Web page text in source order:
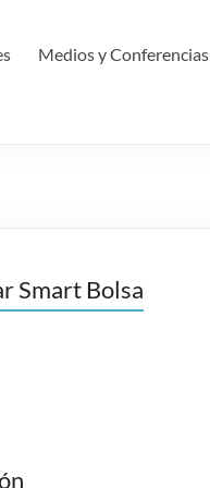
Medios y Conferencias
Smart Bolsa